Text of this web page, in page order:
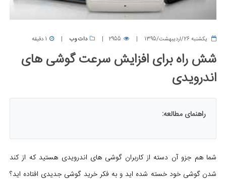
يكشنبه 26/اردیبهشت/1395 2955 دات وب 1 دقیقه
شش راه برای افزایش سرعت گوشی های
اندرویدی
راهنمای مطالعه:
شما هم جزو آن دسته از کاربران گوشی های اندرویدی هستید که از کند
شدن گوشی خود خسته شده اید و به فکر خرید گوشی جدیدی افتاده اید؟